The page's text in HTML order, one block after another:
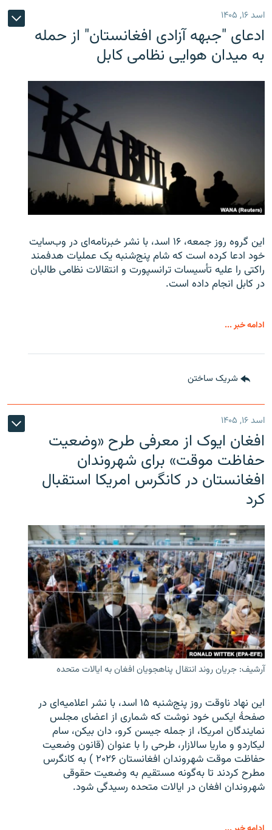
اسد ۱۶, ۱۴۰۵
ادعای "جبهه آزادی افغانستان" از حمله
به میدان هوایی نظامی کابل
این گروه روز جمعه، ۱۶ اسد، با نشر خبرنامه‌ای در وب‌سایت
خود ادعا کرده است که شام پنج‌شنبه یک عملیات هدفمند
راکتی را علیه تأسیسات ترانسپورت و انتقالات نظامی طالبان
در کابل انجام داده است.
ادامه خبر ...
شریک ساختن
اسد ۱۶, ۱۴۰۵
افغان ایوک از معرفی طرح «وضعیت
حفاظت موقت» برای شهروندان
افغانستان در کانگرس امریکا استقبال
کرد
آرشیف: جریان روند انتقال پناهجویان افغان به ایالات متحده
این نهاد ناوقت روز پنج‌شنبه ۱۵ اسد، با نشر اعلامیه‌ای در
صفحۀ ایکس خود نوشت که شماری از اعضای مجلس
نمایندگان امریکا، از جمله جیسن کرو، دان بیکن، سام
لیکاردو و ماریا سالازار، طرحی را با عنوان (قانون وضعیت
حفاظت موقت شهروندان افغانستان ۲۰۲۶ ) به کانگرس
مطرح کردند تا به‌گونه مستقیم به وضعیت حقوقی
شهروندان افغان در ایالات متحده رسیدگی شود.